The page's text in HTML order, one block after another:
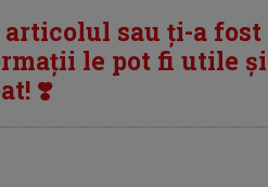
sau ți-a
le pot fi utile
❣️